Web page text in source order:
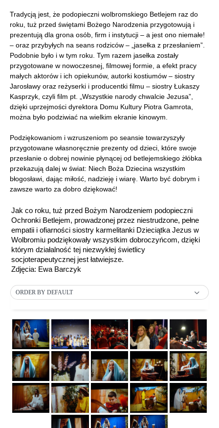
Tradycją jest, że podopieczni wolbromskiego Betlejem raz do
roku, tuż przed świętami Bożego Narodzenia przygotowują i
prezentują dla grona osób, firm i instytucji – a jest ono niemałe!
– oraz przybyłych na seans rodziców – „jasełka z przesłaniem”.
Podobnie było i w tym roku. Tym razem jasełka zostały
przygotowane w nowoczesnej, filmowej formie, a efekt pracy
małych aktorów i ich opiekunów, autorki kostiumów – siostry
Jarosławy oraz reżyserki i producentki filmu – siostry Łukaszy
Kasprzyk, czyli film pt. „Wszystkie narody chwalcie Jezusa”,
dzięki uprzejmości dyrektora Domu Kultury Piotra Gamrota,
można było podziwiać na wielkim ekranie kinowym.
Podziękowaniom i wzruszeniom po seansie towarzyszyły
przygotowane własnoręcznie prezenty od dzieci, które swoje
przesłanie o dobrej nowinie płynącej od betlejemskiego żłóbka
przekazują dalej w świat: Niech Boża Dziecina wszystkim
błogosławi, dając miłość, nadzieję i wiarę. Warto być dobrym i
zawsze warto za dobro dziękować!
Jak co roku, tuż przed Bożym Narodzeniem podopieczni
Ochronki Betlejem, prowadzonej przez niestrudzone, pełne
empatii i ofiarności siostry karmelitanki Dzieciątka Jezus w
Wolbromiu podziękowały wszystkim dobroczyńcom, dzięki
którym działalność tej niezwykłej świetlicy
socjoterapeutycznej jest łatwiejsze.
Zdjęcia: Ewa Barczyk
ORDER BY DEFAULT